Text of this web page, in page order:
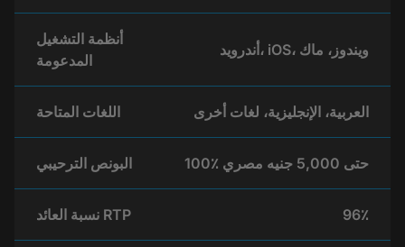
أنظمة التشغيل
المدعومة
أندرويد، iOS، ويندوز، ماك
اللغات المتاحة العربية، الإنجليزية، لغات أخرى
البونص الترحيبي 100٪ حتى 5,000 جنيه مصري
نسبة العائد RTP 96٪